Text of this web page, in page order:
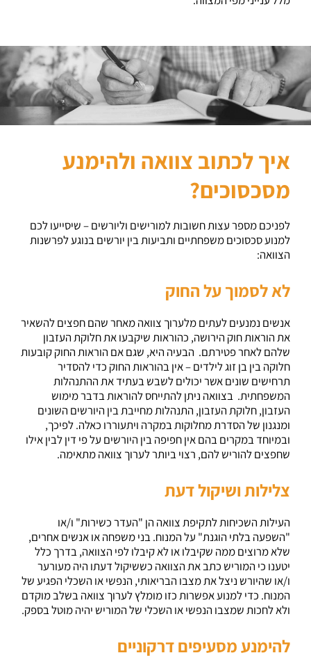
איך לכתוב צוואה ולהימנע
מסכסוכים?
לפניכם מספר עצות חשובות למורישים וליורשים – שיסייעו לכם
למנוע סכסוכים משפחתיים ותביעות בין יורשים בנוגע לפרשנות
הצוואה:
לא לסמוך על החוק
אנשים נמנעים לעתים מלערוך צוואה מאחר שהם חפצים להשאיר
את הוראות חוק הירושה, כהוראות שיקבעו את חלוקת העזבון
שלהם לאחר פטירתם. הבעיה היא, שגם אם הוראות החוק קובעות
חלוקה בין בן זוג לילדים – אין בהוראות החוק כדי להסדיר
תרחישים שונים אשר יכולים לשבש בעתיד את ההתנהלות
המשפחתית. בצוואה ניתן להתייחס להוראות בדבר מימוש
העזבון, חלוקת העזבון, התנהלות מחייבת בין היורשים השונים
ומנגנון של הסדרת מחלוקות במקרה ויתעוררו כאלה. לפיכך,
ובמיוחד במקרים בהם אין חפיפה בין היורשים על פי דין לבין אילו
שחפצים להוריש להם, רצוי ביותר לערוך צוואה מתאימה.
צלילות ושיקול דעת
העילות השכיחות לתקיפת צוואה הן "העדר כשירות" ו/או
"השפעה בלתי הוגנת" על המנוח. בני משפחה או אנשים אחרים,
שלא מרוצים ממה שקיבלו או לא קיבלו לפי הצוואה, בדרך כלל
יטענו כי המוריש כתב את הצוואה כששיקול דעתו היה מעורער
ו/או שהיורש ניצל את מצבו הבריאותי, הנפשי או השכלי הפגיע של
המנוח. כדי למנוע אפשרות כזו מומלץ לערוך צוואה בשלב מוקדם
ולא לחכות שמצבו הנפשי או השכלי של המוריש יהיה מוטל בספק.
להימנע מסעיפים דרקוניים